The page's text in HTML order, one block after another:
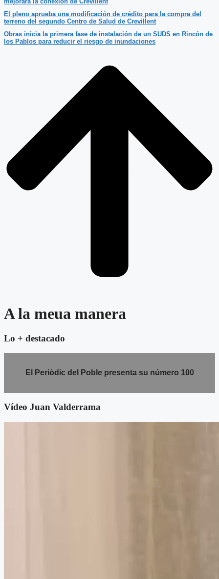
El pleno aprueba una modificación de crédito para la compra del
terreno del segundo Centro de Salud de Crevillent
Obras inicia la primera fase de instalación de un SUDS en Rincón de
los Pablos para reducir el riesgo de inundaciones
A la meua manera
Lo + destacado
El Periòdic del Poble presenta su número 100
Vídeo Juan Valderrama